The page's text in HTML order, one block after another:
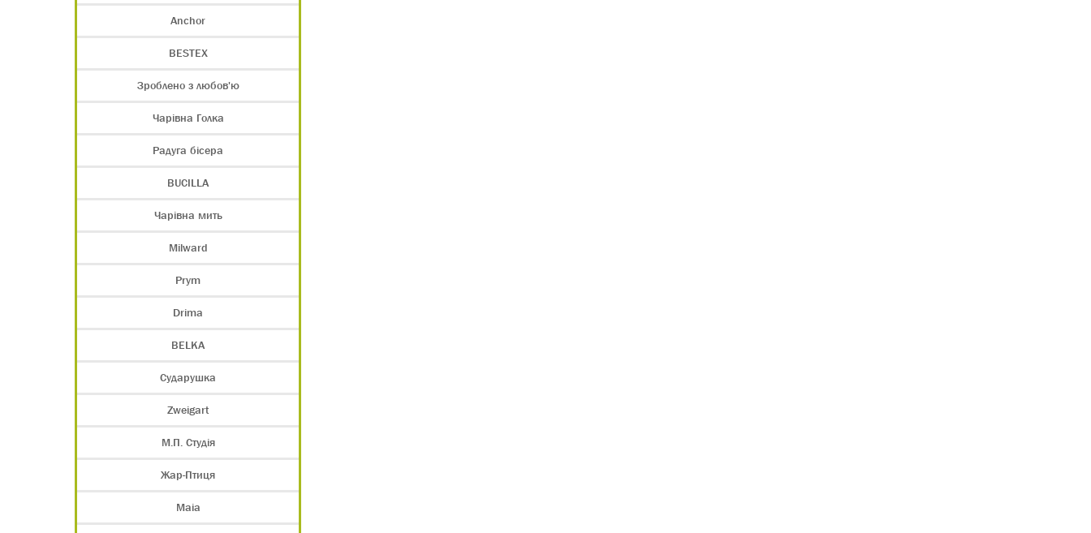
Anchor
BESTEX
Зроблено з любов'ю
Чарівна Голка
Радуга бісера
BUCILLA
Чарівна мить
Milward
Prym
Drima
BELKA
Сударушка
Zweigart
М.П. Студія
Жар-Птиця
Maia